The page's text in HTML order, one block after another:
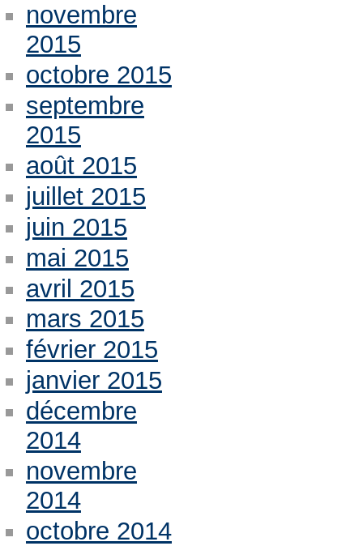
novembre
2015
octobre 2015
septembre
2015
août 2015
juillet 2015
juin 2015
mai 2015
avril 2015
mars 2015
février 2015
janvier 2015
décembre
2014
novembre
2014
octobre 2014